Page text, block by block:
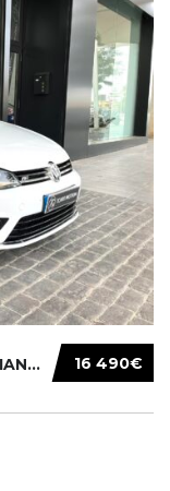
16 490€
VOLKSWAGEN GOLF VII(AU)3/5P/VARIANT(12-16 20...